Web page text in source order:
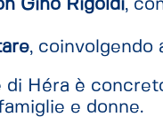
Gino Rigoldi,
, coinvolgendo
di Héra è
e donne.